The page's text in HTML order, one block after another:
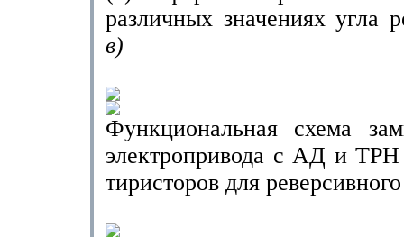
различных значениях угла
в)
Функциональная схема
электропривода с АД и
тиристоров для